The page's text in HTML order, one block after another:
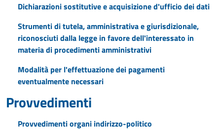
Dichiarazioni sostitutive e acquisizione d'ufficio dei dati
Strumenti di tutela, amministrativa e giurisdizionale,
riconosciuti dalla legge in favore dell'interessato in
materia di procedimenti amministrativi
Modalità per l'effettuazione dei pagamenti
eventualmente necessari
Provvedimenti
Provvedimenti organi indirizzo-politico